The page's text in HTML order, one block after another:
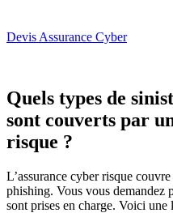
Devis Assurance Cyber
Quels types de
sont couverts par
risque ?
L’assurance cyber risque
phishing. Vous vous demandez
sont prises en charge. Voici